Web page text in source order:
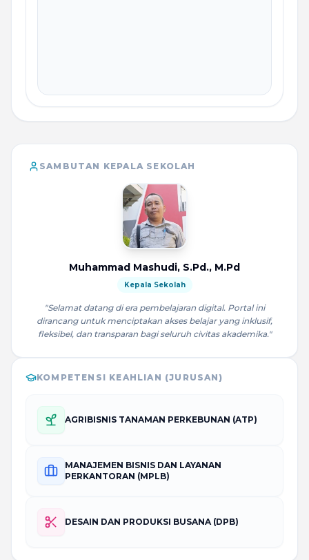
SAMBUTAN KEPALA SEKOLAH
Muhammad Mashudi, S.Pd., M.Pd
Kepala Sekolah
"Selamat datang di era pembelajaran digital. Portal ini
dirancang untuk menciptakan akses belajar yang inklusif,
fleksibel, dan transparan bagi seluruh civitas akademika."
KOMPETENSI KEAHLIAN (JURUSAN)
AGRIBISNIS TANAMAN PERKEBUNAN (ATP)
MANAJEMEN BISNIS DAN LAYANAN
PERKANTORAN (MPLB)
DESAIN DAN PRODUKSI BUSANA (DPB)